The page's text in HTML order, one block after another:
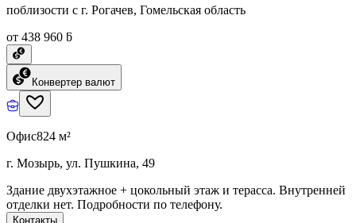
поблизости с г. Рогачев, Гомельская область
от 438 960 ƃ
Конвертер валют
Офис824 м²
г. Мозырь, ул. Пушкина, 49
Здание двухэтажное + цокольный этаж и терасса. Внутренней
отделки нет. Подробности по телефону.
Контакты